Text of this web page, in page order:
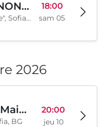
PARTY CANNON live in Sofia
Klub "Pri Cherepite", Sofia, BG
18:00
sam 05
2026
Trio Mandili Maimunarnika- Sofia
BG
20:00
jeu 10